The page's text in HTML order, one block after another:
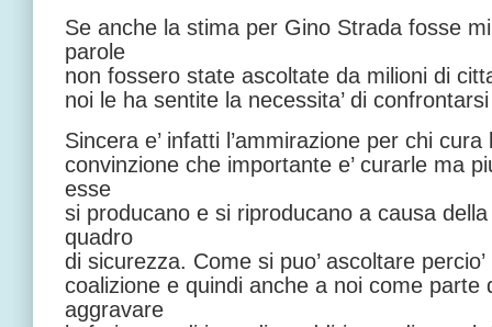
Se anche la stima per Gino Strada fosse
parole
non fossero state ascoltate da milioni di
noi le ha sentite la necessita’ di
Sincera e’ infatti l’ammirazione per chi
convinzione che importante e’ curarle ma
esse
si producano e si riproducano a causa
quadro
di sicurezza. Come si puo’ ascoltare
coalizione e quindi anche a noi come parte
aggravare